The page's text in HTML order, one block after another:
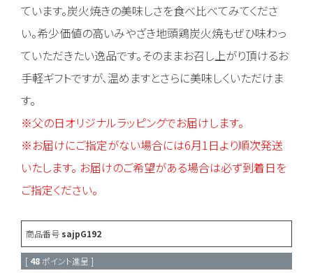
ています。炭火焼きの美味しさを食べ比べてみてくださ
い。希少価値の高いみやざき地頭鶏炭火焼もぜひ味わっ
ていただきたい逸品です。そのままお召し上がり頂けるお
手軽ギフトですが、温めますとさらに美味しくいただけま
す。
※父の日オリジナルラッピングでお届けします。
※お届けにご指定がない場合には6月1日より順次発送
いたします。 お届けのご希望がある場合は必ず到着日を
ご指定ください。
商品番号 sajpG192
[ 48 ポイント進呈 ]